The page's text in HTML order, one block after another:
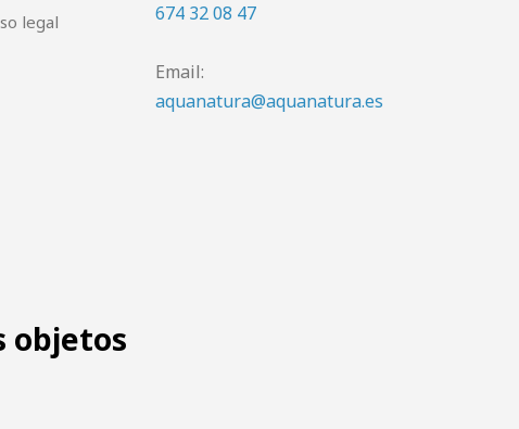
legal
674 32 08 47
Email:
aquanatura@aquanatura.es
objetos